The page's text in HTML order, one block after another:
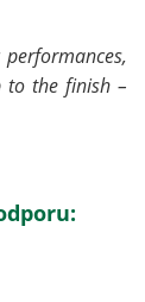
to the finish –